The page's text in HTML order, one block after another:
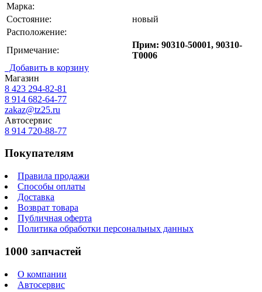
Марка:
Состояние:
новый
Расположение:
Примечание:
Прим: 90310-50001, 90310-
T0006
Добавить в корзину
Магазин
8 423 294-82-81
8 914 682-64-77
zakaz@tz25.ru
Автосервис
8 914 720-88-77
Покупателям
Правила продажи
Способы оплаты
Доставка
Возврат товара
Публичная оферта
Политика обработки персональных данных
1000 запчастей
О компании
Автосервис